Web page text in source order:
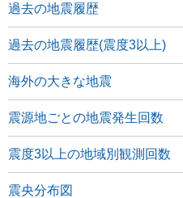
過去の地震履歴
過去の地震履歴(震度3以上)
海外の大きな地震
震源地ごとの地震発生回数
震度3以上の地域別観測回数
震央分布図